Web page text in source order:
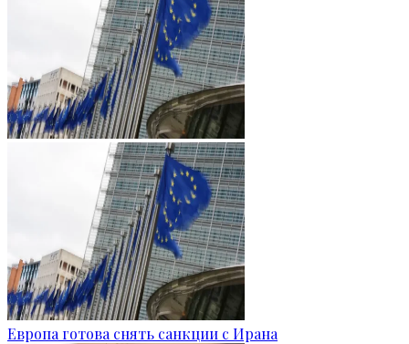
Европа готова снять санкции с Ирана